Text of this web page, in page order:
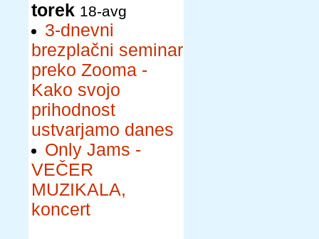
torek 18-avg
3-dnevni
brezplačni seminar
preko Zooma -
Kako svojo
prihodnost
ustvarjamo danes
Only Jams -
VEČER
MUZIKALA,
koncert